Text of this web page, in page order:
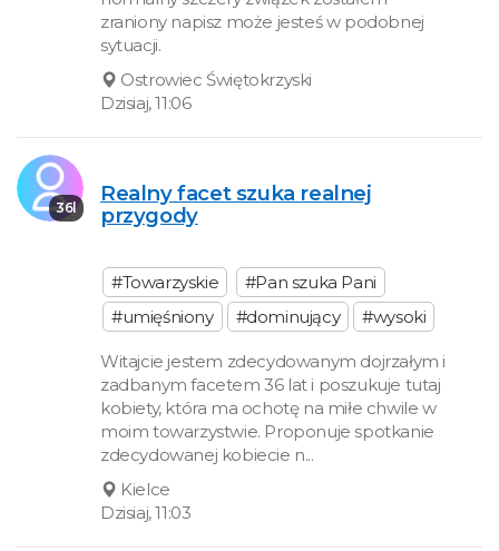
zraniony napisz może jesteś w podobnej
sytuacji.
Ostrowiec Świętokrzyski
Dzisiaj, 11:06
36l
Realny facet szuka realnej
przygody
#Towarzyskie
#Pan szuka Pani
#umięśniony
#dominujący #wysoki
Witajcie jestem zdecydowanym dojrzałym i
zadbanym facetem 36 lat i poszukuje tutaj
kobiety, która ma ochotę na miłe chwile w
moim towarzystwie. Proponuje spotkanie
zdecydowanej kobiecie n...
Kielce
Dzisiaj, 11:03